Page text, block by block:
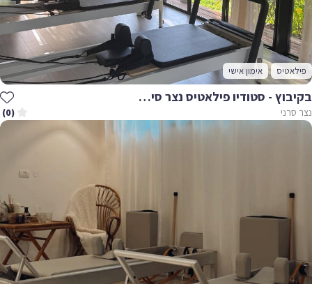
פילאטיס אימון אישי
בקיבוץ - סטודיו פילאטיס נצר סירני
נצר סרני (0)